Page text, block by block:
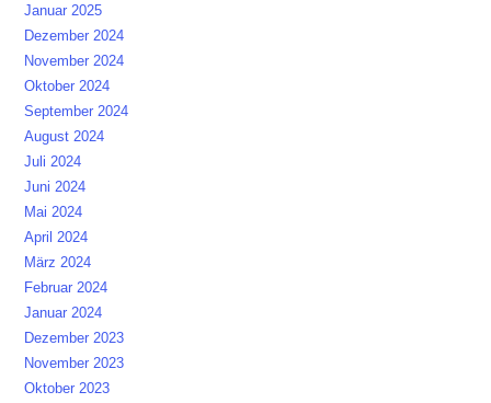
Januar 2025
Dezember 2024
November 2024
Oktober 2024
September 2024
August 2024
Juli 2024
Juni 2024
Mai 2024
April 2024
März 2024
Februar 2024
Januar 2024
Dezember 2023
November 2023
Oktober 2023